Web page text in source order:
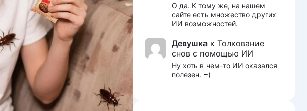
О да. К тому же, на нашем
сайте есть множество других
ИИ возможностей.
Девушка к Толкование
снов с помощью ИИ
Ну хоть в чем-то ИИ оказался
полезен. =)